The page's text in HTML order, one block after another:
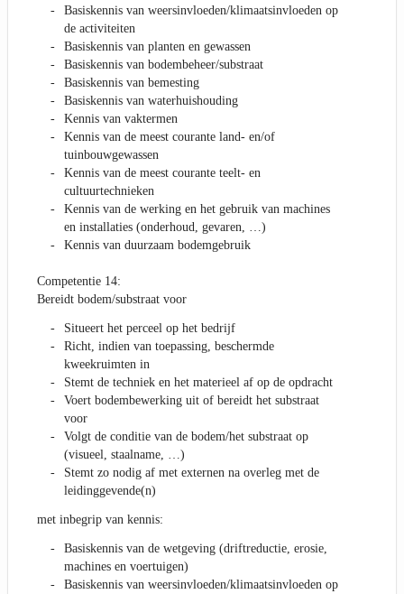
Basiskennis van weersinvloeden/klimaatsinvloeden op
de activiteiten
Basiskennis van planten en gewassen
Basiskennis van bodembeheer/substraat
Basiskennis van bemesting
Basiskennis van waterhuishouding
Kennis van vaktermen
Kennis van de meest courante land- en/of
tuinbouwgewassen
Kennis van de meest courante teelt- en
cultuurtechnieken
Kennis van de werking en het gebruik van machines
en installaties (onderhoud, gevaren, …)
Kennis van duurzaam bodemgebruik
Competentie 14:
Bereidt bodem/substraat voor
Situeert het perceel op het bedrijf
Richt, indien van toepassing, beschermde
kweekruimten in
Stemt de techniek en het materieel af op de opdracht
Voert bodembewerking uit of bereidt het substraat
voor
Volgt de conditie van de bodem/het substraat op
(visueel, staalname, …)
Stemt zo nodig af met externen na overleg met de
leidinggevende(n)
met inbegrip van kennis:
Basiskennis van de wetgeving (driftreductie, erosie,
machines en voertuigen)
Basiskennis van weersinvloeden/klimaatsinvloeden op